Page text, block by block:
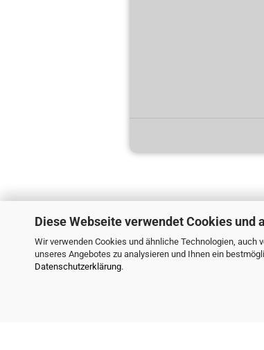
Diese Webseite verwendet Cookies und
Wir verwenden Cookies und ähnliche Technologien,
unseres Angebotes zu analysieren und Ihnen ein
Datenschutzerklärung.